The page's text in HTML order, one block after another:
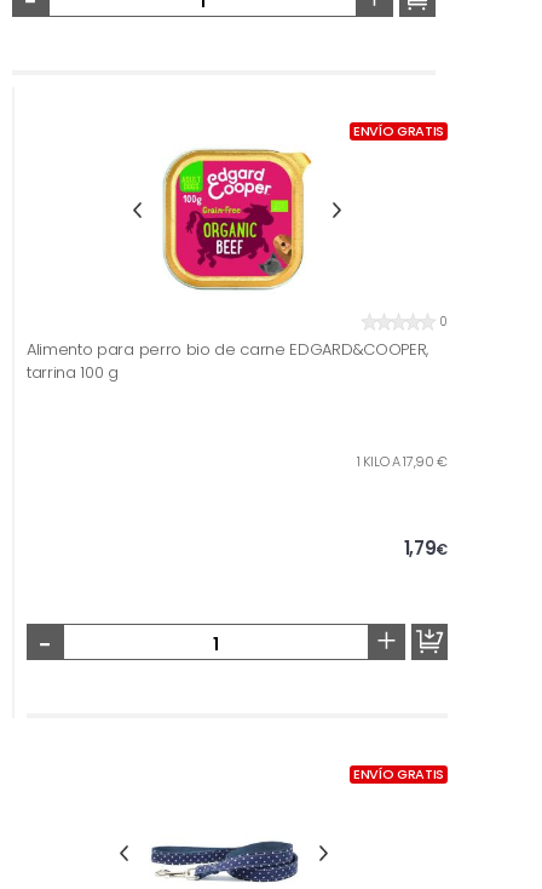
ENVÍO GRATIS
0
Alimento para perro bio de carne EDGARD&COOPER,
tarrina 100 g
1 KILO A 17,90 €
1,79€
- +
ENVÍO GRATIS